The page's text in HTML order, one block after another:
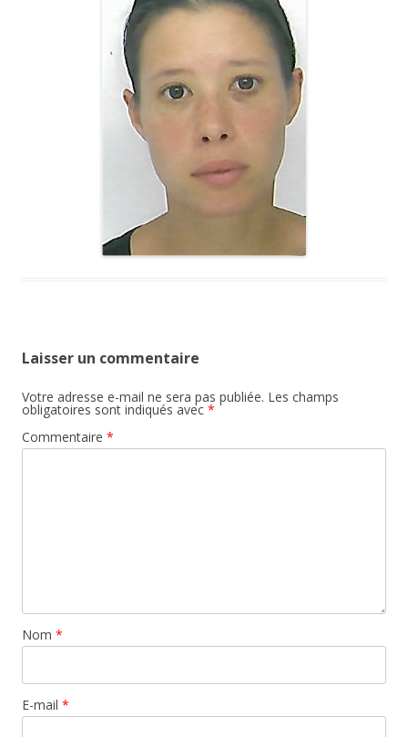
Laisser un commentaire
Votre adresse e-mail ne sera pas publiée. Les champs
obligatoires sont indiqués avec *
Commentaire *
Nom *
E-mail *